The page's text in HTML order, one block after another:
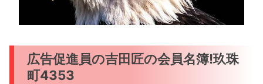
広告促進員の吉田匠の会員名簿!玖珠
町4353